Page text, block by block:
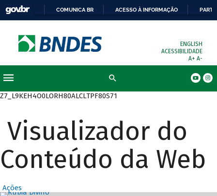
COMUNICA BR ACESSO À INFORMAÇÃO
ENGLISH
ACESSIBILIDADE
A+ A-
Z7_L9KEH4O0LORH80ALCLTPF80S71
Visualizador do
Conteúdo da Web
Ações